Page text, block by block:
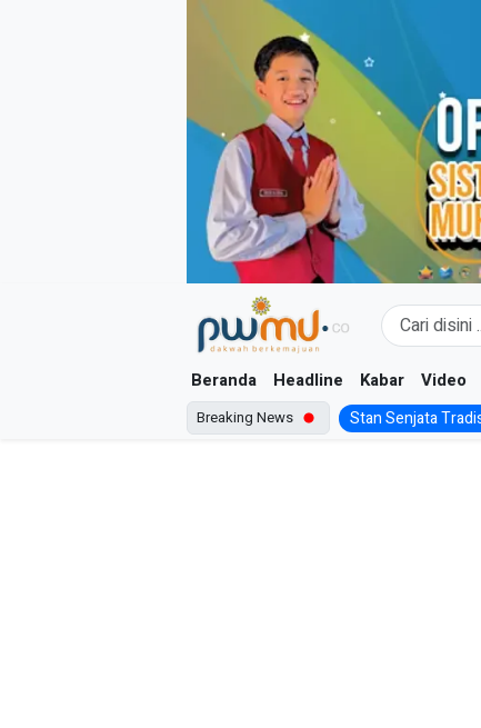
Beranda Headline Kabar Video
Breaking News Stan Senjata